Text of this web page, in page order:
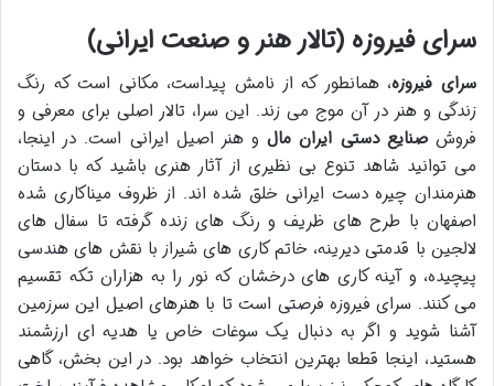
سرای فیروزه (تالار هنر و صنعت ایرانی)
سرای فیروزه، همانطور که از نامش پیداست، مکانی است که رنگ
زندگی و هنر در آن موج می زند. این سرا، تالار اصلی برای معرفی و
فروشصنایع دستی ایران مالو هنر اصیل ایرانی است. در اینجا،
می توانید شاهد تنوع بی نظیری از آثار هنری باشید که با دستان
هنرمندان چیره دست ایرانی خلق شده اند. از ظروف میناکاری شده
اصفهان با طرح های ظریف و رنگ های زنده گرفته تا سفال های
لالجین با قدمتی دیرینه، خاتم کاری های شیراز با نقش های هندسی
پیچیده، و آینه کاری های درخشان که نور را به هزاران تکه تقسیم
می کنند. سرای فیروزه فرصتی است تا با هنرهای اصیل این سرزمین
آشنا شوید و اگر به دنبال یک سوغات خاص یا هدیه ای ارزشمند
هستید، اینجا قطعا بهترین انتخاب خواهد بود. در این بخش، گاهی